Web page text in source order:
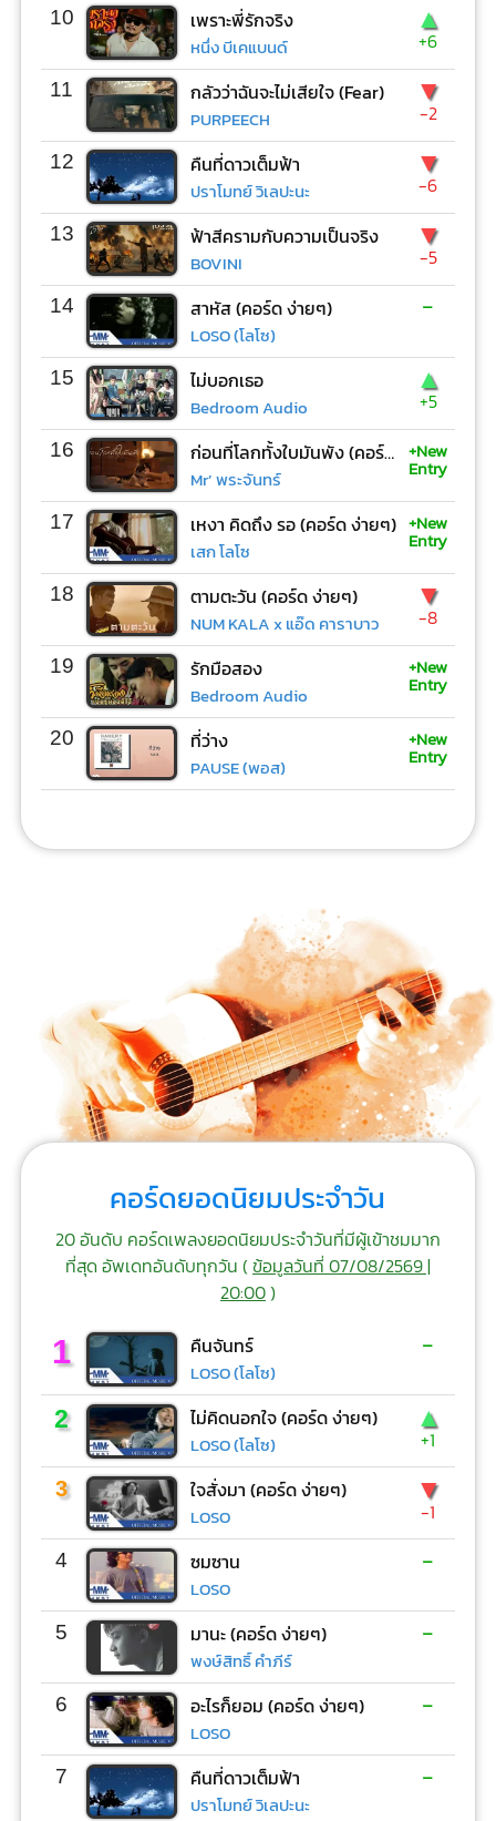
10 เพราะพี่รักจริง
หนึ่ง บีเคแบนด์
▲
+6
11 กลัวว่าฉันจะไม่เสียใจ (Fear)
PURPEECH
▼
-2
12 คืนที่ดาวเต็มฟ้า
ปราโมทย์ วิเลปะนะ
▼
-6
13 ฟ้าสีครามกับความเป็นจริง
BOVINI
▼
-5
14 สาหัส (คอร์ด ง่ายๆ)
LOSO (โลโซ)
-
15 ไม่บอกเธอ
Bedroom Audio
▲
+5
16 ก่อนที่โลกทั้งใบมันพัง (คอร์ด ง่ายๆ)
Mr’ พระจันทร์
+New
Entry
17 เหงา คิดถึง รอ (คอร์ด ง่ายๆ)
เสก โลโซ
+New
Entry
18 ตามตะวัน (คอร์ด ง่ายๆ)
NUM KALA x แอ๊ด คาราบาว
▼
-8
19 รักมือสอง
Bedroom Audio
+New
Entry
20 ที่ว่าง
PAUSE (พอส)
+New
Entry
คอร์ดยอดนิยมประจำวัน
20 อันดับ คอร์ดเพลงยอดนิยมประจำวันที่มีผู้เข้าชมมาก
ที่สุด อัพเดทอันดับทุกวัน (ข้อมูลวันที่ 07/08/2569 |
20:00)
1 คืนจันทร์
LOSO (โลโซ)
-
2 ไม่คิดนอกใจ (คอร์ด ง่ายๆ)
LOSO (โลโซ)
▲
+1
3 ใจสั่งมา (คอร์ด ง่ายๆ)
LOSO
▼
-1
4 ซมซาน
LOSO
-
5 มานะ (คอร์ด ง่ายๆ)
พงษ์สิทธิ์ คำภีร์
-
6 อะไรก็ยอม (คอร์ด ง่ายๆ)
LOSO
-
7 คืนที่ดาวเต็มฟ้า
ปราโมทย์ วิเลปะนะ
-